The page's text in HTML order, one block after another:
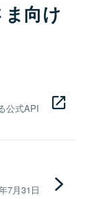
向け
公式API
7月31日